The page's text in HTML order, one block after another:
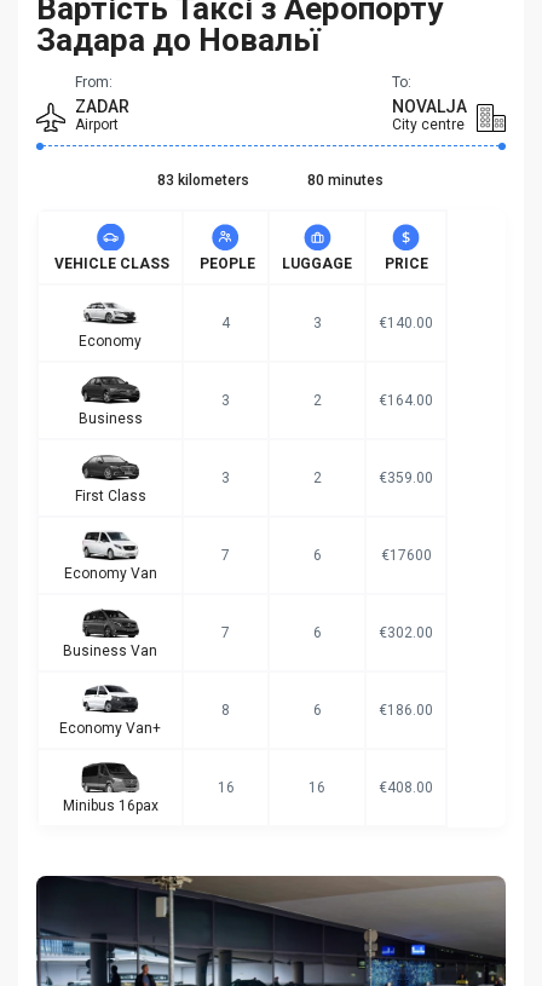
Вартість Таксі з Аеропорту
Задара до Новальї
From:
ZADAR
Airport
To:
NOVALJA
City centre
83 kilometers 80 minutes
VEHICLE CLASS PEOPLE LUGGAGE PRICE
Economy
4 3 €140.00
Business
3 2 €164.00
First Class
3 2 €359.00
Economy Van
7 6 €17600
Business Van
7 6 €302.00
Economy Van+
8 6 €186.00
Minibus 16pax
16 16 €408.00